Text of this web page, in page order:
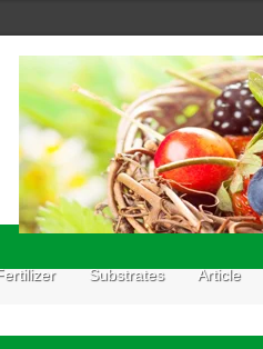
Substrates Article